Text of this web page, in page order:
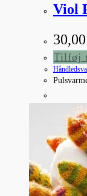
Viol
30,00
Tilføj